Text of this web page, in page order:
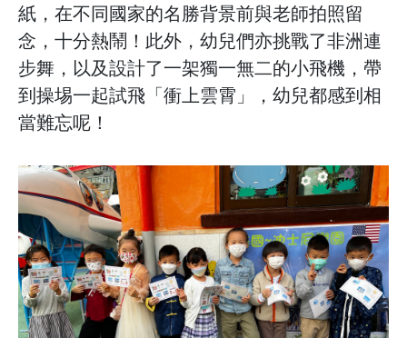
紙，在不同國家的名勝背景前與老師拍照留
念，十分熱鬧！此外，幼兒們亦挑戰了非洲連
步舞，以及設計了一架獨一無二的小飛機，帶
到操埸一起試飛「衝上雲霄」，幼兒都感到相
當難忘呢！